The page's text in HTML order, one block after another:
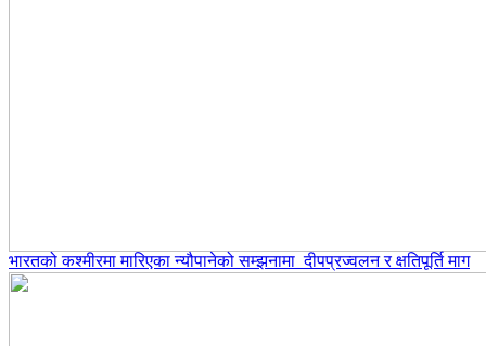
भारतको कश्मीरमा मारिएका न्यौपानेको सम्झनामा दीपप्रज्वलन र क्षतिपूर्ति माग